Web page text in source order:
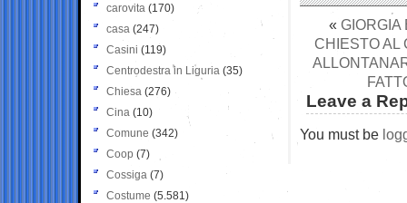
« GIORGIA
CHIESTO AL
Leave a
You must be
carovita (170)
casa (247)
Casini (119)
Centrodestra in Liguria (35)
Chiesa (276)
Cina (10)
Comune (342)
Coop (7)
Cossiga (7)
Costume (5.581)